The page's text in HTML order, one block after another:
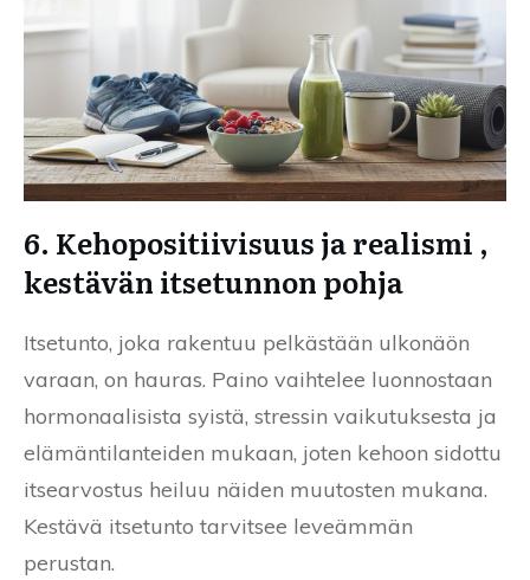
6. Kehopositiivisuus ja realismi ,
kestävän itsetunnon pohja
Itsetunto, joka rakentuu pelkästään ulkonäön
varaan, on hauras. Paino vaihtelee luonnostaan
hormonaalisista syistä, stressin vaikutuksesta ja
elämäntilanteiden mukaan, joten kehoon sidottu
itsearvostus heiluu näiden muutosten mukana.
Kestävä itsetunto tarvitsee leveämmän
perustan.